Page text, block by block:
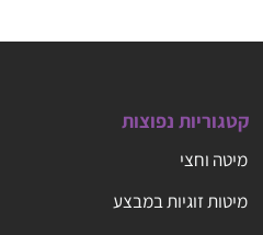
קטגוריות נפוצות
מיטה וחצי
מיטות זוגיות במבצע